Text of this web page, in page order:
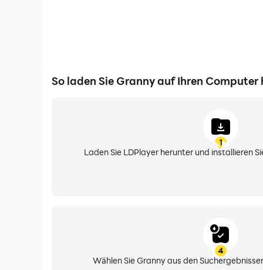
So laden Sie Granny auf Ihren Computer
1
Laden Sie LDPlayer herunter und installieren
4
Wählen Sie Granny aus den